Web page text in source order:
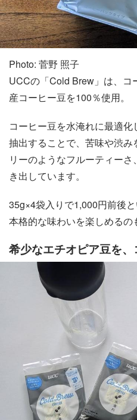
Photo: 菅野 照子
UCCの「Cold Brew」は、コ
産コーヒー豆を100％使用。
コーヒー豆を水淹れに最適
抽出することで、苦味や渋
リーのようなフルーティー
き出しています。
35g×4袋入りで1,000円前後
本格的な味わいを楽しめるの
希少なエチオピア豆を